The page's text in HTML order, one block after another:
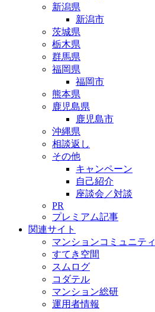
新潟県
新潟市
茨城県
栃木県
群馬県
福岡県
福岡市
熊本県
鹿児島県
鹿児島市
沖縄県
相談返し
その他
キャンペーン
自己紹介
座談会／対談
PR
プレミアム記事
関連サイト
マンションコミュニティ
すてき空間
スムログ
コダテル
マンション総研
運用者情報